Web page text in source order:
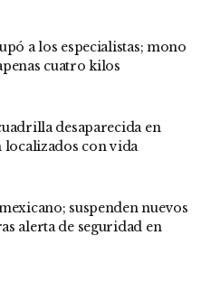
a los especialistas; mono
cuatro kilos
desaparecida en
localizados con vida
suspenden nuevos
alerta de seguridad en